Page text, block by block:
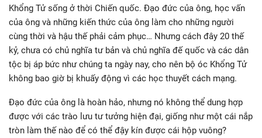
Khổng Tử sống ở thời Chiến quốc. Đạo đức của ông, học vấn
của ông và những kiến thức của ông làm cho những người
cùng thời và hậu thế phải cảm phục… Nhưng cách đây 20 thế
kỷ, chưa có chủ nghĩa tư bản và chủ nghĩa đế quốc và các dân
tộc bị áp bức như chúng ta ngày nay, cho nên bộ óc Khổng Tử
không bao giờ bị khuấy động vì các học thuyết cách mạng.
Đạo đức của ông là hoàn hảo, nhưng nó không thể dung hợp
được với các trào lưu tư tưởng hiện đại, giống như một cái nắp
tròn làm thế nào để có thể đậy kín được cái hộp vuông?